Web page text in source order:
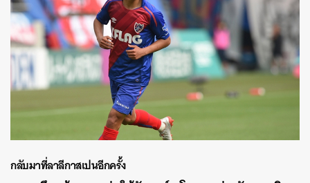
กลับมาที่ลาลีกาสเปนอีกครั้ง